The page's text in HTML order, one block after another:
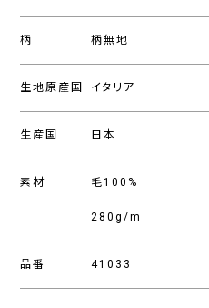
柄 柄無地
生地原産国 イタリア
生産国 日本
素材 毛100%
280g/m
品番 41033